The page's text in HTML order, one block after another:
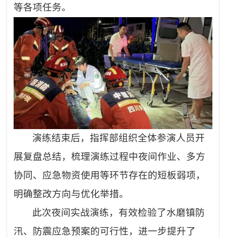
等各项任务。
演练结束后，指挥部组织全体参演人员开
展复盘总结，梳理演练过程中夜间作业、多方
协同、应急物资使用等环节存在的短板弱项，
明确整改方向与优化举措。
此次夜间实战演练，有效检验了水磨镇防
汛、防震应急预案的可行性，进一步提升了